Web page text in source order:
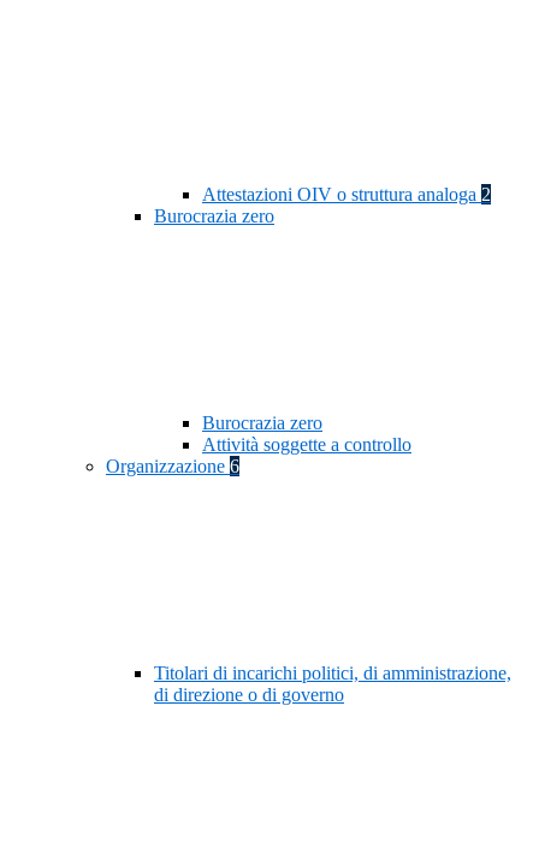
Attestazioni OIV o struttura analoga 2
Burocrazia zero
Burocrazia zero
Attività soggette a controllo
Organizzazione 6
Titolari di incarichi politici, di amministrazione,
di direzione o di governo